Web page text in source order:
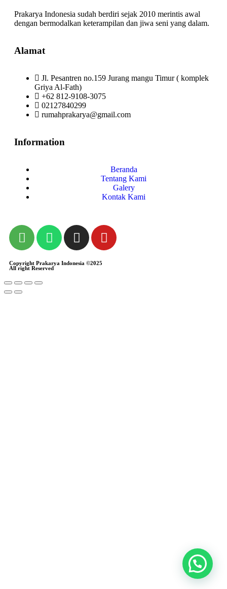
Prakarya Indonesia sudah berdiri sejak 2010 merintis awal
dengan bermodalkan keterampilan dan jiwa seni yang dalam.
Alamat
Jl. Pesantren no.159 Jurang mangu Timur ( komplek
Griya Al-Fath)
+62 812-9108-3075
02127840299
rumahprakarya@gmail.com
Information
Beranda
Tentang Kami
Galery
Kontak Kami
Copyright Prakarya Indonesia ©2025
All right Reserved